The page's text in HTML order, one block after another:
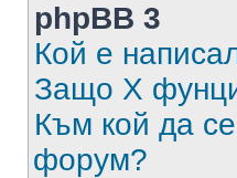
phpBB 3
Кой е
Защо X
Към кой да
форум?